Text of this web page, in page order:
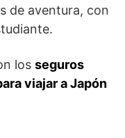
de aventura, con
los seguros
viajar a Japón